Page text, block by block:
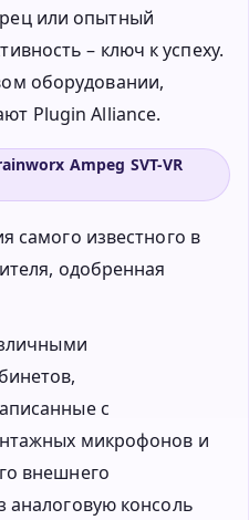
или опытный
– ключ к успеху.
оборудовании,
Plugin Alliance.
Ampeg SVT-VR
самого известного в
одобренная
с
микрофонов и
внешнего
аналоговую консоль